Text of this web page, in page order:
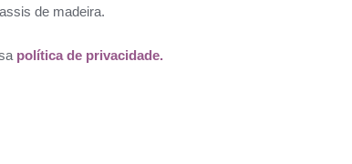
de madeira.
política de privacidade.